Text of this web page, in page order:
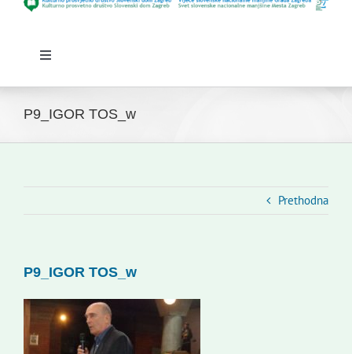
Toggle
Početna
Novosti
Slovenski dom Zagreb
Korisne informacije
P9_IGOR TOS_w
Prethodna
P9_IGOR TOS_w